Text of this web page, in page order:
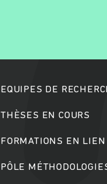
EQUIPES DE
THÈSES EN COURS
FORMATIONS EN LIEN
PÔLE